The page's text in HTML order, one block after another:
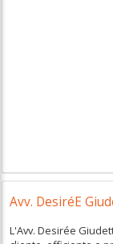
Avv. DesiréE
L'Avv. Desirée